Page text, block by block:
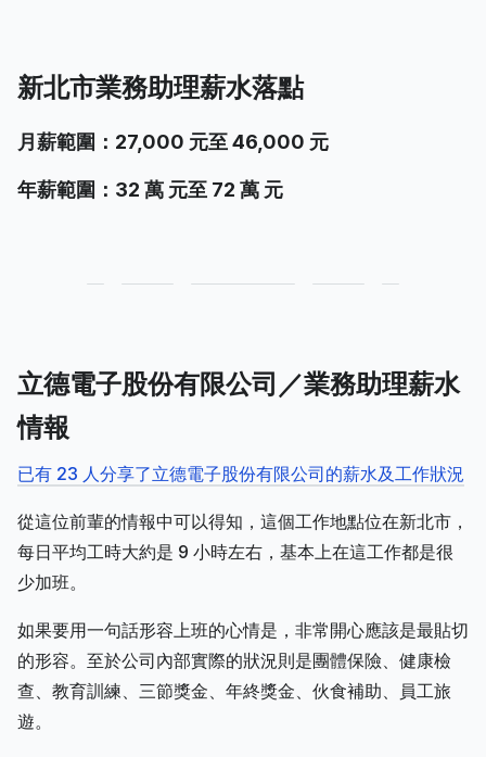
新北市業務助理薪水落點
月薪範圍：27,000 元至 46,000 元
年薪範圍：32 萬 元至 72 萬 元
立德電子股份有限公司／業務助理薪水
情報
已有 23 人分享了立德電子股份有限公司的薪水及工作狀況
從這位前輩的情報中可以得知，這個工作地點位在新北市，
每日平均工時大約是 9 小時左右，基本上在這工作都是很
少加班。
如果要用一句話形容上班的心情是，非常開心應該是最貼切
的形容。至於公司內部實際的狀況則是團體保險、健康檢
查、教育訓練、三節獎金、年終獎金、伙食補助、員工旅
遊。